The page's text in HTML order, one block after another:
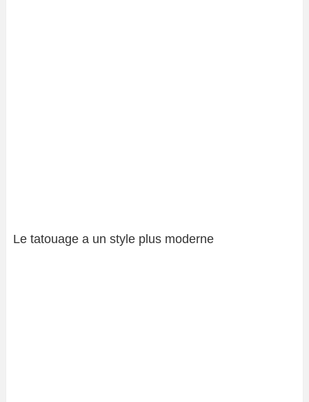
Le tatouage a un style plus moderne